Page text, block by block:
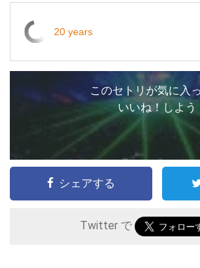
20 years
このセトリが気に入
いいね！しよう
シェアする
Twitter で